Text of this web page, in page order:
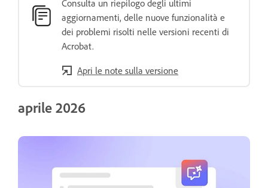
Consulta un riepilogo degli ultimi
aggiornamenti, delle nuove funzionalità e
dei problemi risolti nelle versioni recenti di
Acrobat.
Apri le note sulla versione
aprile 2026